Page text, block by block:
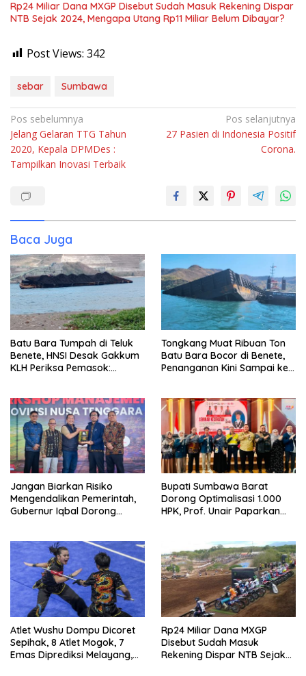
Rp24 Miliar Dana MXGP Disebut Sudah Masuk Rekening Dispar
NTB Sejak 2024, Mengapa Utang Rp11 Miliar Belum Dibayar?
Post Views: 342
sebar Sumbawa
Navigasi
pos
Pos sebelumnya
Jelang Gelaran TTG Tahun
2020, Kepala DPMDes :
Tampilkan Inovasi Terbaik
Pos selanjutnya
27 Pasien di Indonesia Positif
Corona.
Baca Juga
Batu Bara Tumpah di Teluk
Benete, HNSI Desak Gakkum
KLH Periksa Pemasok:
Tongkang Muat Ribuan Ton
Batu Bara Bocor di Benete,
Penanganan Kini Sampai ke
Jangan Biarkan Risiko
Mengendalikan Pemerintah,
Gubernur Iqbal Dorong
Bupati Sumbawa Barat
Dorong Optimalisasi 1.000
HPK, Prof. Unair Paparkan
Atlet Wushu Dompu Dicoret
Sepihak, 8 Atlet Mogok, 7
Emas Diprediksi Melayang,
Rp24 Miliar Dana MXGP
Disebut Sudah Masuk
Rekening Dispar NTB Sejak